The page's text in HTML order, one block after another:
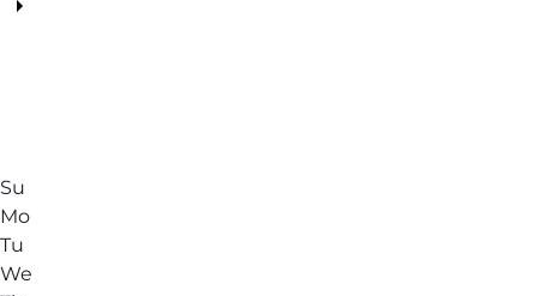
Su
Mo
Tu
We